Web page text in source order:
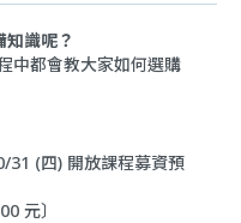
識呢？
中都會教大家如何選購
(四) 開放課程募資預
元〕